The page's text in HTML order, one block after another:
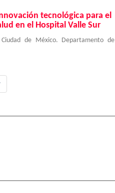
tecnológica para el
en el Hospital Valle Sur
Ciudad de México. Departamento de